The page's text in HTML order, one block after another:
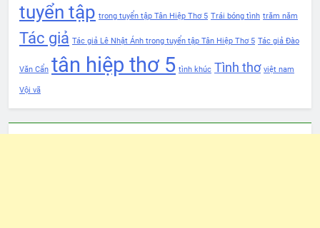
tuyển tập trong tuyển tập Tân Hiệp Thơ 5 Trái bóng tình trăm năm
Tác giả Tác giả Lê Nhật Ánh trong tuyển tập Tân Hiệp Thơ 5 Tác giả Đào
Văn Cẩn tân hiệp thơ 5 tình khúc Tình thơ việt nam
Vội vã